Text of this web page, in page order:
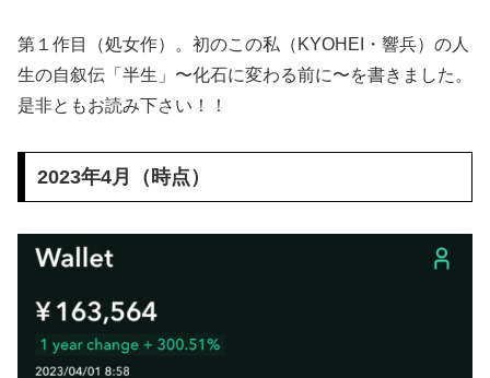
第１作目（処女作）。初のこの私（KYOHEI・響兵）の人
生の自叙伝「半生」〜化石に変わる前に〜を書きました。
是非ともお読み下さい！！
2023年4月（時点）